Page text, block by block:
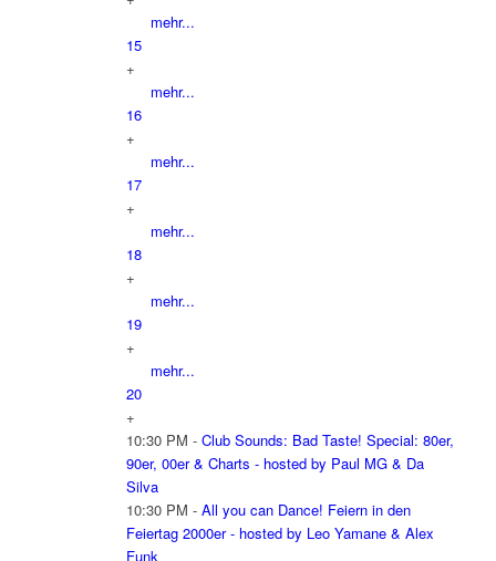
mehr...
15
+
mehr...
16
+
mehr...
17
+
mehr...
18
+
mehr...
19
+
mehr...
20
+
10:30 PM - Club Sounds: Bad Taste! Special: 80er,
90er, 00er & Charts - hosted by Paul MG & Da
Silva
10:30 PM - All you can Dance! Feiern in den
Feiertag 2000er - hosted by Leo Yamane & Alex
Funk